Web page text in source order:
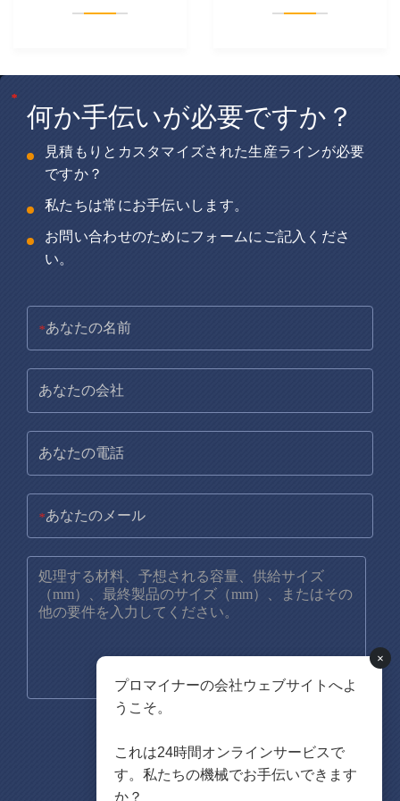
何か手伝いが必要ですか？
見積もりとカスタマイズされた生産ラインが必要
ですか？
私たちは常にお手伝いします。
お問い合わせのためにフォームにご記入くださ
い。
*
*
*
*
*
×
プロマイナーの会社ウェブサイトへよ
うこそ。
これは24時間オンラインサービスで
す。私たちの機械でお手伝いできます
か？